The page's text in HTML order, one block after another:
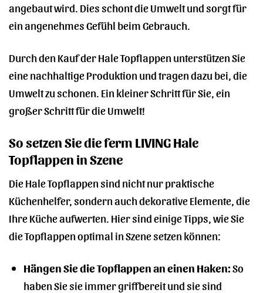
angebaut wird. Dies schont die Umwelt und sorgt für
ein angenehmes Gefühl beim Gebrauch.
Durch den Kauf der Hale Topflappen unterstützen Sie
eine nachhaltige Produktion und tragen dazu bei, die
Umwelt zu schonen. Ein kleiner Schritt für Sie, ein
großer Schritt für die Umwelt!
So setzen Sie die ferm LIVING Hale
Topflappen in Szene
Die Hale Topflappen sind nicht nur praktische
Küchenhelfer, sondern auch dekorative Elemente, die
Ihre Küche aufwerten. Hier sind einige Tipps, wie Sie
die Topflappen optimal in Szene setzen können:
Hängen Sie die Topflappen an einen Haken:So
haben Sie sie immer griffbereit und sie sind